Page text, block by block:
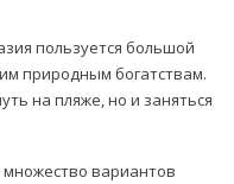
пользуется большой
природным богатствам.
на пляже, но и заняться
вариантов